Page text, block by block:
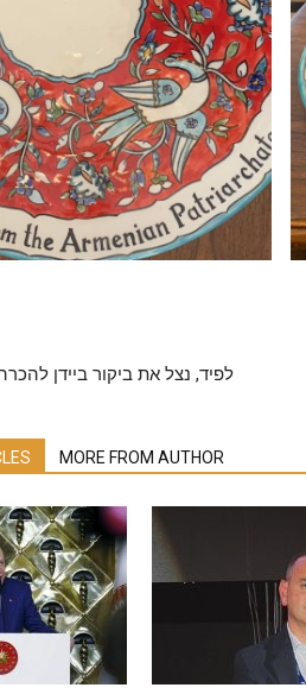
לפיד, נצל את ביקור ביידן
MORE FROM AUTHOR
December 1, 2020 0